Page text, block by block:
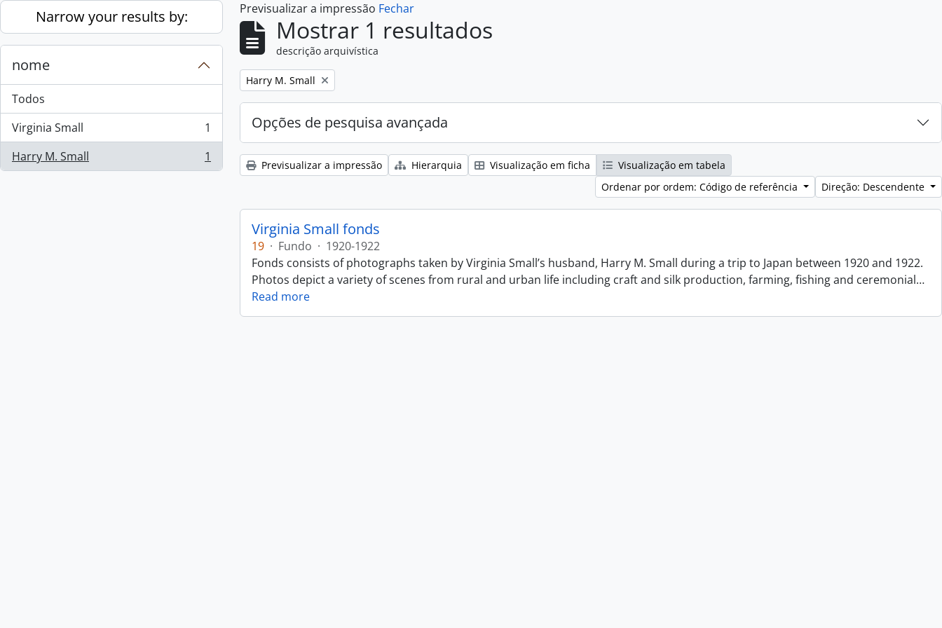
Skip to main content
Narrow your results by:
nome
Todos
Virginia Small
, 1 resultados
1
Harry M. Small
, 1 resultados 1
Previsualizar a impressão Fechar
Mostrar 1 resultados
descrição arquivística
Remove filter:
Harry M. Small
Opções de pesquisa avançada
Previsualizar a impressão Hierarquia Visualização em ficha
Visualização em tabela
Ordenar por ordem: Código de referência
Direção: Descendente
Virginia Small fonds
19 · Fundo · 1920-1922
Fonds consists of photographs taken by Virginia Small’s husband, Harry M. Small during a trip to Japan between 1920 and 1922.
Photos depict a variety of scenes from rural and urban life including craft and silk production, farming, fishing and ceremonial…
Read more